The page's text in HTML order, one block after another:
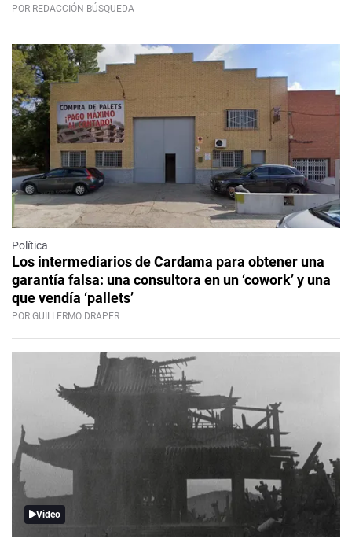
POR REDACCIÓN BÚSQUEDA
Política
Los intermediarios de Cardama para obtener una
garantía falsa: una consultora en un ‘cowork’ y una
que vendía ‘pallets’
POR GUILLERMO DRAPER
Video